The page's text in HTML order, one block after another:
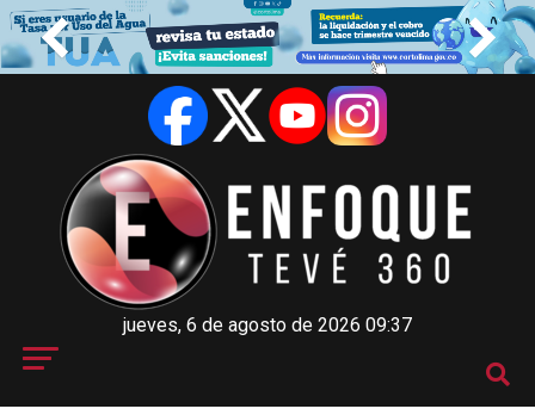
jueves, 6 de agosto de 2026 09:37